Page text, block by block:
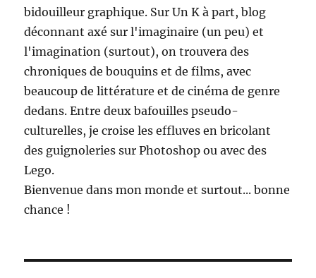
bidouilleur graphique. Sur Un K à part, blog
déconnant axé sur l'imaginaire (un peu) et
l'imagination (surtout), on trouvera des
chroniques de bouquins et de films, avec
beaucoup de littérature et de cinéma de genre
dedans. Entre deux bafouilles pseudo-
culturelles, je croise les effluves en bricolant
des guignoleries sur Photoshop ou avec des
Lego.
Bienvenue dans mon monde et surtout... bonne
chance !